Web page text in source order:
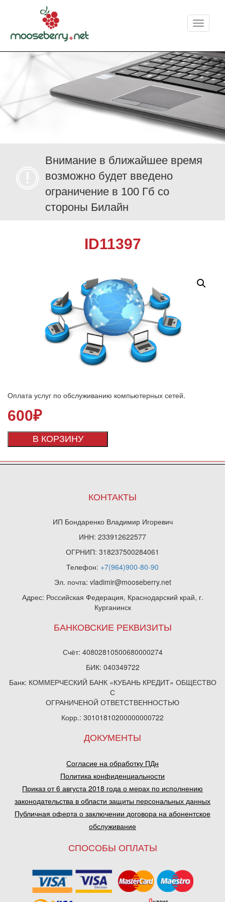
Меню
Внимание в ближайшее время
возможно будет введено
ограничение в 100 Гб со
стороны Билайн
ID11397
Оплата услуг по обслуживанию компьютерных сетей.
600₽
В КОРЗИНУ
КОНТАКТЫ
ИП Бондаренко Владимир Игоревич
ИНН: 233912622577
ОГРНИП: 318237500284061
Телефон: +7(964)900-80-90
Эл. почта: vladimir@mooseberry.net
Адрес: Российская Федерация, Краснодарский край, г.
Курганинск
БАНКОВСКИЕ РЕКВИЗИТЫ
Счёт: 40802810500680000274
БИК: 040349722
Банк: КОММЕРЧЕСКИЙ БАНК «КУБАНЬ КРЕДИТ» ОБЩЕСТВО
С
ОГРАНИЧЕНОЙ ОТВЕТСТВЕННОСТЬЮ
Корр.: 30101810200000000722
ДОКУМЕНТЫ
Согласие на обработку ПДн
Политика конфиденциальности
Приказ от 6 августа 2018 года о мерах по исполнению
законодательства в области защиты персональных данных
Публичная оферта о заключении договора на абонентское
обслуживание
СПОСОБЫ ОПЛАТЫ